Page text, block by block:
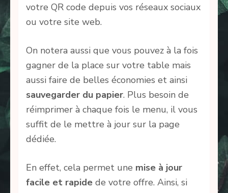
votre QR code depuis vos réseaux sociaux
ou votre site web.
On notera aussi que vous pouvez à la fois
gagner de la place sur votre table mais
aussi faire de belles économies et ainsi
sauvegarder du papier. Plus besoin de
réimprimer à chaque fois le menu, il vous
suffit de le mettre à jour sur la page
dédiée.
En effet, cela permet une mise à jour
facile et rapide de votre offre. Ainsi, si